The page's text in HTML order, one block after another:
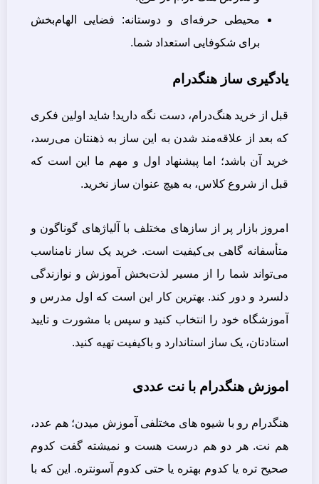
محیطی حرفه‌ای و دوستانه: فضایی الهام‌بخش
برای شکوفایی استعداد شما.
یادگیری ساز هنگدرام
قبل از خرید هنگ‌درام، دست نگه دارید! شاید اولین فکری
که بعد از علاقه‌مند شدن به این ساز به ذهنتان می‌رسد،
خرید آن باشد؛ اما پیشنهاد اول و مهم ما این است که
قبل از شروع کلاس، به هیچ عنوان ساز نخرید.
امروز بازار پر از سازهای مختلف با آلیاژهای گوناگون و
متأسفانه گاهی بی‌کیفیت است. خرید یک ساز نامناسب
می‌تواند شما را از مسیر لذت‌بخش آموزش و نوازندگی
دلسرد و دور کند. بهترین کار این است که اول مدرس و
آموزشگاه خود را انتخاب کنید و سپس با مشورت و تایید
استادتان، یک ساز استاندارد و باکیفیت تهیه کنید.
اموزش هنگدرام با نت عددی
هنگدرام رو با شیوه های مختلفی آموزش میدن؛ هم عدد،
هم نت. هر دو هم درست هست و نمیشته گفت کدوم
صحیح تره یا کدوم بهتره یا حتی کدوم آسونتره. این که با